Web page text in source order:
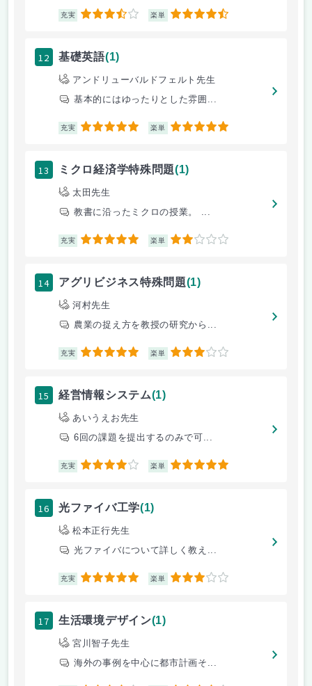
充実 3.5 楽単 4.5
12 基礎英語(1)
アンドリューバルドフェルト先生
基本的にはゆったりとした雰囲...
充実 5 楽単 5
13 ミクロ経済学特殊問題(1)
太田先生
教書に沿ったミクロの授業。 ...
充実 5 楽単 2
14 アグリビジネス特殊問題(1)
河村先生
農業の捉え方を教授の研究から...
充実 5 楽単 3
15 経営情報システム(1)
あいうえお先生
6回の課題を提出するのみで可...
充実 4 楽単 5
16 光ファイバ工学(1)
松本正行先生
光ファイバについて詳しく教え...
充実 5 楽単 3
17 生活環境デザイン(1)
宮川智子先生
海外の事例を中心に都市計画そ...